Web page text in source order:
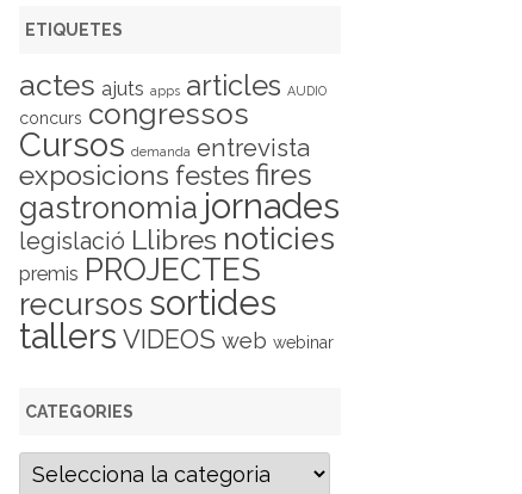
ETIQUETES
actes ajuts apps articles AUDIO
concurs congressos
Cursos demanda entrevista
exposicions festes fires
gastronomia jornades
legislació Llibres noticies
premis PROJECTES
recursos sortides
tallers VIDEOS web webinar
CATEGORIES
C